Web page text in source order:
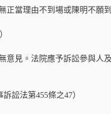
當理由不到場或陳明不願
見。法院應予訴訟參與人
訟法第455條之47）